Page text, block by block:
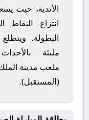
الأندية، حيث
انتزاع النقاط
البطولة.
مليئة
ملعب
(المستقبل).